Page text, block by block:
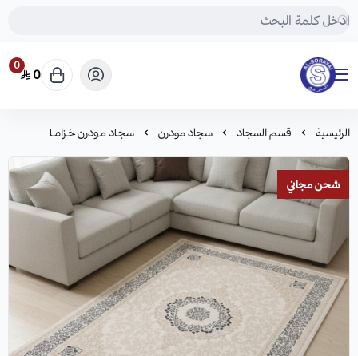
مفروشات السريع-اكبر متجر سجاد في المملكة
0
0
الرئيسية قسم السجاد سجاد مودرن سجـاد مـودرن خـزامـا
شحن مجاني